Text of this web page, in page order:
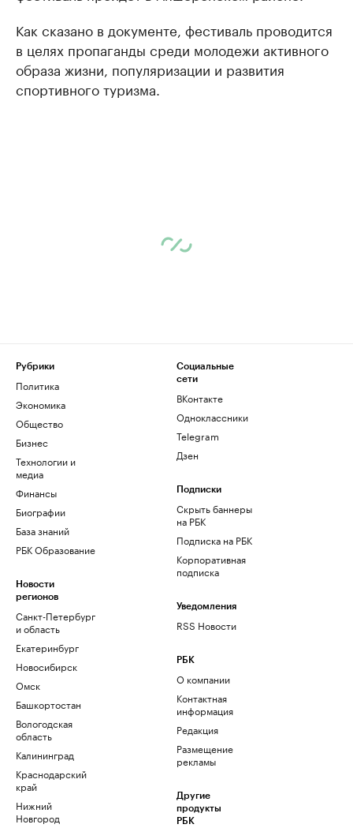
Как сказано в документе, фестиваль проводится
в целях пропаганды среди молодежи активного
образа жизни, популяризации и развития
спортивного туризма.
Рубрики
Политика
Экономика
Общество
Бизнес
Технологии и
медиа
Финансы
Биографии
База знаний
РБК Образование
Новости
регионов
Санкт-Петербург
и область
Екатеринбург
Новосибирск
Омск
Башкортостан
Вологодская
область
Калининград
Краснодарский
край
Нижний
Новгород
Социальные
сети
ВКонтакте
Одноклассники
Telegram
Дзен
Подписки
Скрыть баннеры
на РБК
Подписка на РБК
Корпоративная
подписка
Уведомления
RSS Новости
РБК
О компании
Контактная
информация
Редакция
Размещение
рекламы
Другие
продукты
РБК